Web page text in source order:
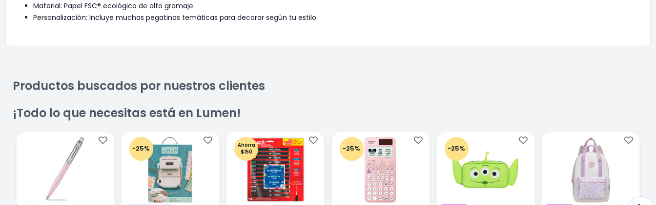
Material: Papel FSC® ecológico de alto gramaje.
Personalización: Incluye muchas pegatinas temáticas para decorar según tu estilo.
Productos buscados por nuestros clientes
¡Todo lo que necesitas está en Lumen!
-25%
Ahorra
$150
-25% -25%